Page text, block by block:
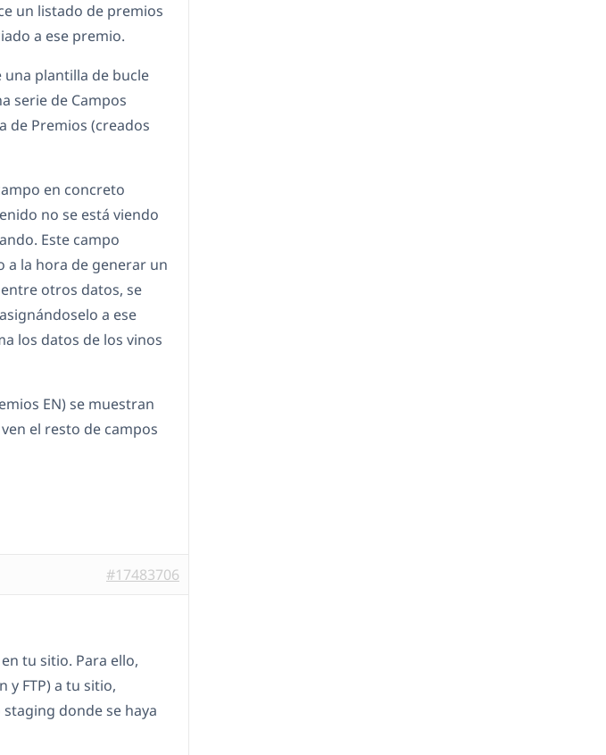
un listado de premios
a ese premio.
una plantilla de bucle
serie de Campos
de Premios (creados
en concreto
no se está viendo
Este campo
a la hora de generar un
otros datos, se
a ese
los datos de los vinos
EN) se muestran
el resto de campos
#17483706
tu sitio. Para ello,
y FTP) a tu sitio,
donde se haya